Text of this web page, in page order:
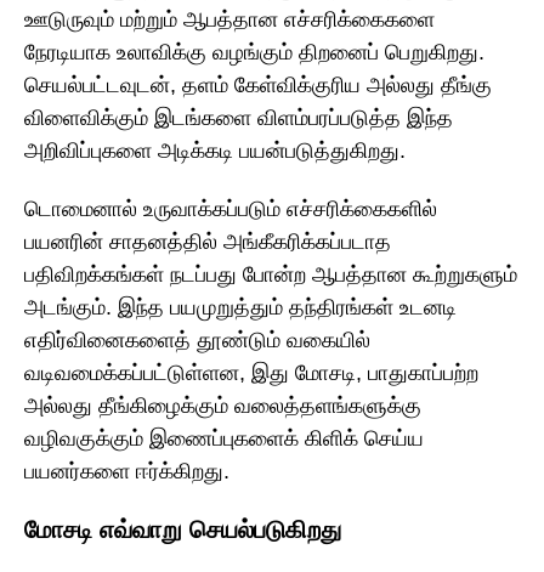
ஊடுருவும் மற்றும் ஆபத்தான எச்சரிக்கைகளை
நேரடியாக உலாவிக்கு வழங்கும் திறனைப் பெறுகிறது.
செயல்பட்டவுடன், தளம் கேள்விக்குரிய அல்லது தீங்கு
விளைவிக்கும் இடங்களை விளம்பரப்படுத்த இந்த
அறிவிப்புகளை அடிக்கடி பயன்படுத்துகிறது.
டொமைனால் உருவாக்கப்படும் எச்சரிக்கைகளில்
பயனரின் சாதனத்தில் அங்கீகரிக்கப்படாத
பதிவிறக்கங்கள் நடப்பது போன்ற ஆபத்தான கூற்றுகளும்
அடங்கும். இந்த பயமுறுத்தும் தந்திரங்கள் உடனடி
எதிர்வினைகளைத் தூண்டும் வகையில்
வடிவமைக்கப்பட்டுள்ளன, இது மோசடி, பாதுகாப்பற்ற
அல்லது தீங்கிழைக்கும் வலைத்தளங்களுக்கு
வழிவகுக்கும் இணைப்புகளைக் கிளிக் செய்ய
பயனர்களை ஈர்க்கிறது.
மோசடி எவ்வாறு செயல்படுகிறது